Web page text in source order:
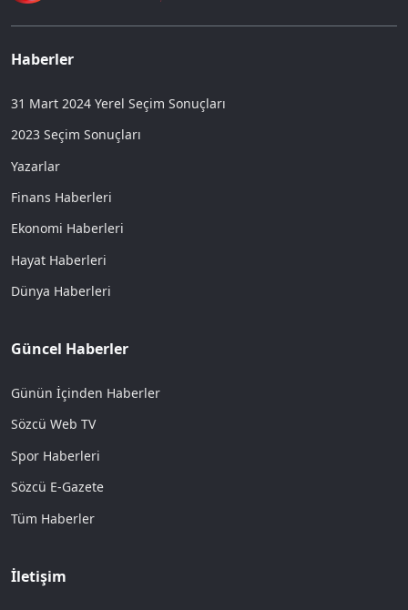
Haberler
31 Mart 2024 Yerel Seçim Sonuçları
2023 Seçim Sonuçları
Yazarlar
Finans Haberleri
Ekonomi Haberleri
Hayat Haberleri
Dünya Haberleri
Güncel Haberler
Günün İçinden Haberler
Sözcü Web TV
Spor Haberleri
Sözcü E-Gazete
Tüm Haberler
İletişim